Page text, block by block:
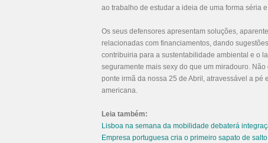
ao trabalho de estudar a ideia de uma forma séria
Os seus defensores apresentam soluções,
relacionadas com financiamentos, dando
contribuiria para a sustentabilidade ambiental e o
seguramente mais sexy do que um miradouro.
ponte irmã da nossa 25 de Abril, atravessável a
americana.
Leia também:
Lisboa na semana da mobilidade debaterá
Empresa portuguesa cria o primeiro sapato de